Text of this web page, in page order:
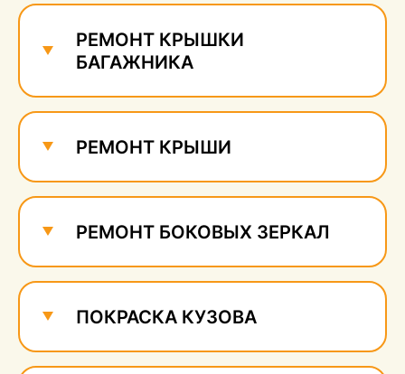
РЕМОНТ КРЫШКИ
БАГАЖНИКА
РЕМОНТ КРЫШИ
РЕМОНТ БОКОВЫХ ЗЕРКАЛ
ПОКРАСКА КУЗОВА